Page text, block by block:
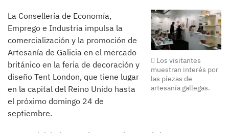
Los visitantes
muestran interés por
las piezas de
artesanía gallegas.
La Consellería de Economía,
Emprego e Industria impulsa la
comercialización y la promoción de
Artesanía de Galicia en el mercado
británico en la feria de decoración y
diseño Tent London, que tiene lugar
en la capital del Reino Unido hasta
el próximo domingo 24 de
septiembre.